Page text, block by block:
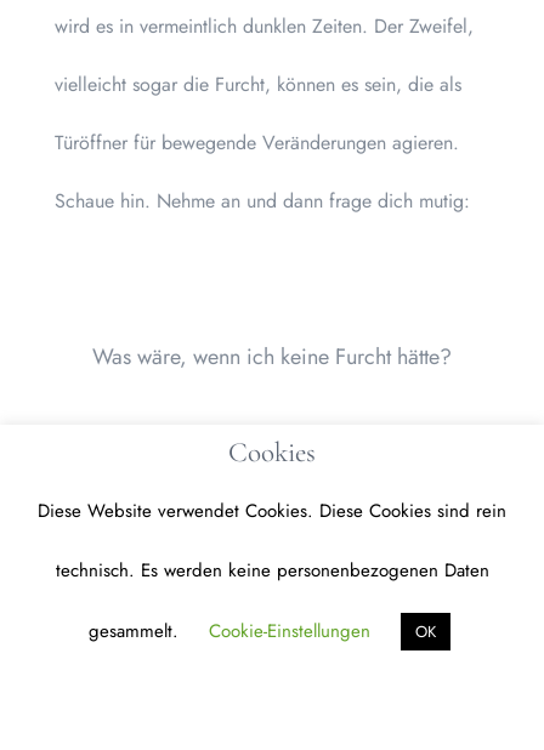
wird es in vermeintlich dunklen Zeiten. Der Zweifel,
vielleicht sogar die Furcht, können es sein, die als
Türöffner für bewegende Veränderungen agieren.
Schaue hin. Nehme an und dann frage dich mutig:
Was wäre, wenn ich keine Furcht hätte?
…liebe mehr… Gönne dir bewegende Veränderungen,
Cookies
Diese Website verwendet Cookies. Diese Cookies sind rein
technisch. Es werden keine personenbezogenen Daten
gesammelt. Cookie-Einstellungen OK